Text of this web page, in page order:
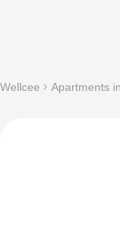
Wellcee Apartments